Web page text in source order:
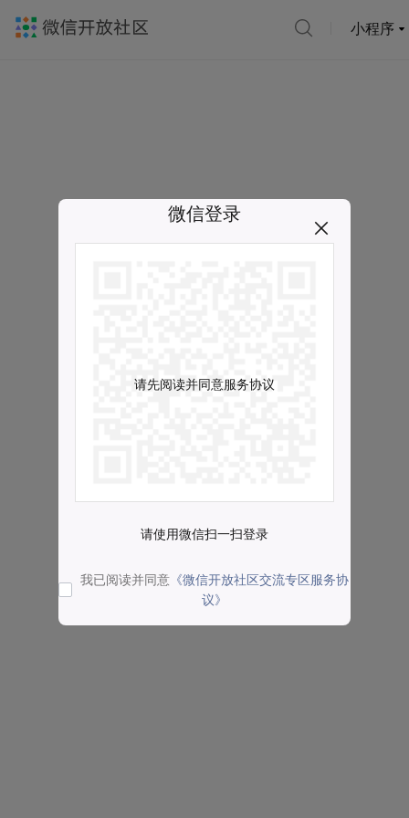
小程序
微信登录
请先阅读并同意服务协议
请使用微信扫一扫登录
我已阅读并同意 《微信开放社区交流专区服务协
议》